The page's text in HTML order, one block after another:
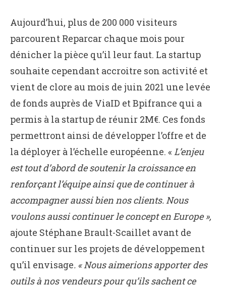
Aujourd’hui, plus de 200 000 visiteurs
parcourent Reparcar chaque mois pour
dénicher la pièce qu’il leur faut. La startup
souhaite cependant accroitre son activité et
vient de clore au mois de juin 2021 une levée
de fonds auprès de ViaID et Bpifrance qui a
permis à la startup de réunir 2M€. Ces fonds
permettront ainsi de développer l’offre et de
la déployer à l’échelle européenne. « L’enjeu
est tout d’abord de soutenir la croissance en
renforçant l’équipe ainsi que de continuer à
accompagner aussi bien nos clients. Nous
voulons aussi continuer le concept en Europe »,
ajoute Stéphane Brault-Scaillet avant de
continuer sur les projets de développement
qu’il envisage. « Nous aimerions apporter des
outils à nos vendeurs pour qu’ils sachent ce